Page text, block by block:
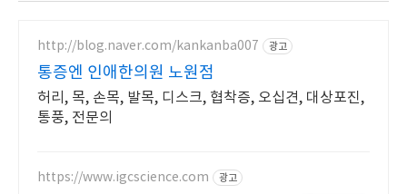
http://blog.naver.com/kankanba007 광고
통증엔 인애한의원 노원점
허리, 목, 손목, 발목, 디스크, 협착증, 오십견, 대상포진,
통풍, 전문의
https://www.igcscience.com 광고